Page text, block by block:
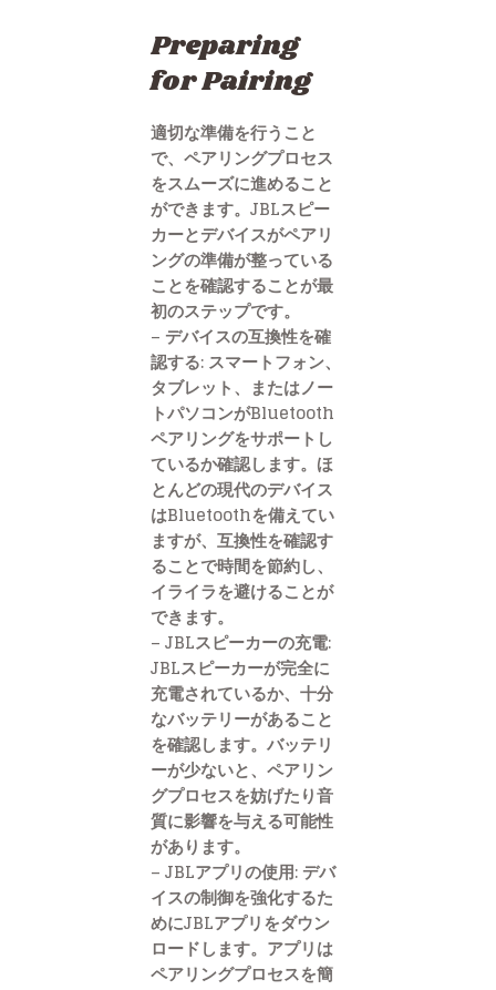
Preparing
for Pairing
適切な準備を行うこと
で、ペアリングプロセス
をスムーズに進めること
ができます。JBLスピー
カーとデバイスがペアリ
ングの準備が整っている
ことを確認することが最
初のステップです。
– デバイスの互換性を確
認する: スマートフォン、
タブレット、またはノー
トパソコンがBluetooth
ペアリングをサポートし
ているか確認します。ほ
とんどの現代のデバイス
はBluetoothを備えてい
ますが、互換性を確認す
ることで時間を節約し、
イライラを避けることが
できます。
– JBLスピーカーの充電:
JBLスピーカーが完全に
充電されているか、十分
なバッテリーがあること
を確認します。バッテリ
ーが少ないと、ペアリン
グプロセスを妨げたり音
質に影響を与える可能性
があります。
– JBLアプリの使用: デバ
イスの制御を強化するた
めにJBLアプリをダウン
ロードします。アプリは
ペアリングプロセスを簡